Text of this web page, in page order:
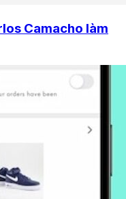
Camacho làm